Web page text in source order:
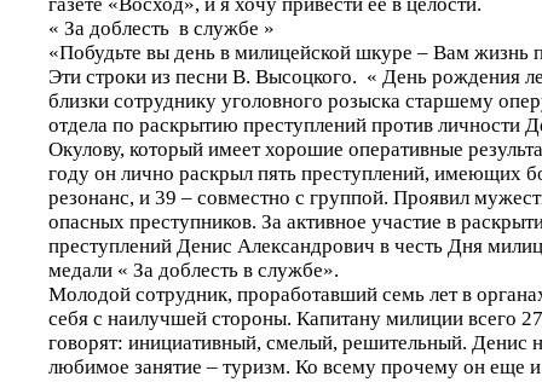
« За доблесть в службе »
«Побудьте вы день в милицейской шкуре – Вам жизнь
Эти строки из песни В. Высоцкого. « День рождения
близки сотруднику уголовного розыска старшему
отдела по раскрытию преступлений против личности
Окулову, который имеет хорошие оперативные
году он лично раскрыл пять преступлений, имеющих
резонанс, и 39 – совместно с группой. Проявил
опасных преступников. За активное участие в
преступлений Денис Александрович в честь Дня
медали « За доблесть в службе».
Молодой сотрудник, проработавший семь лет в
себя с наилучшей стороны. Капитану милиции всего
говорят: инициативный, смелый, решительный. Денис
любимое занятие – туризм. Ко всему прочему он еще